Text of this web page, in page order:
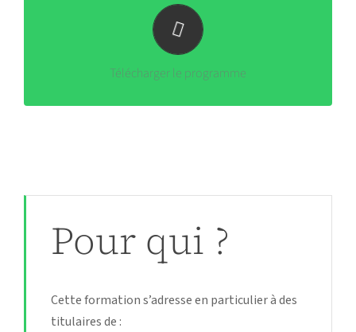
Télécharger le programme
Schola Nova-BTS CIEL-Programme 25-27
Pour qui ?
Cette formation s’adresse en particulier à des
titulaires de :